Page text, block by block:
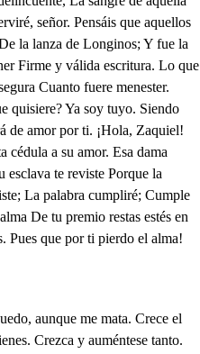
toco. Que cuanto me espera es poco. Aunque hay un infierno en medio! Recordad, Antonia mía, Y denme vida esos ojos; La noche de mis enojos Espere el alba en su día. Indigno soy de miraros. Cuanto más de mereceros; Temblando he llegado a veros; Cuéstame el alma gozaros. Mas si vuestros ojos son Como música de Orfeo, Que atraen a su deseo Cuantos ven su perfección. No os espantéis de que llegue Mi humildad. ¡Patricio mío. Aunque el miedo helado y frío Hablarte libre me niegue, No puedo, no, te decir Que eres la vida que vivo; Tú, pues de ti la recibo, Vivir me manda o morir! No la gran desigualdad Que hay entre los dos es parte Para que deje de amarte Mi abrasada voluntad. esta palabra y fía tu mujer. Tu padre no ha de querer, Querida señora mía. ¿Qué es no querer? ¿Dónde está? Y verás lo que le digo. Con Emerencio, su amigo, Pensativo y triste va A buscar con qué poder Vencer las melancolías Que has tenido aquestos días. Ya no será menester. Música y fiestas ordena Por ver si fiestas son parte. ¡Mi vida, en sólo mirarte Tiene remedio mi pena! ¿Qué piensas hacer de mí? Hacerme loca llorar Hasta que pueda gozar En estos brazos de ti. Mucho será menester Para que tu padre quiera. Mi pena será tan fiera. Que le pueda enternecer. En fin, Antonia querida, Serás mía. Aunque él no quiera. Darte Heraclio a Cristo espera, Á quien te tiene ofrecida. Deja ahora de nombrar Esas cosas. Que yo he de ser Ya no creo Que se podrá mi deseo Con otra cosa templar. No todas las que nacieron Fueron monjas; tuya soy. Triste por extremo estoy; Lo que os digo me dijeron. Pues ¿de qué le ha procedido Esta tristeza? No sé. A la fe, Heraclio, eso fue Quereros pedir marido. ¿No veis los niños pequeños. Cuando no aciertan a hablar, Que con tartamudear Piden sustento a sus dueños? Las doncellas que desean Casarse, a esta traza han sido; Que ellas no piden marido, Pero al fin tartamudean. Si ya sabéis la virtud De Antonia, que a Cristo quiere Por esposo, y cuánto muere Por el silencio y quietud Del monasterio, ¿no veis Que es disparate pensar Que se desea casar? Heraclio, no os descuidéis; Mirad que si tiene el día Doce horas, las mujeres, Otros tantos pareceres. Callad, que está aquí mi hija. ¿Cómo te va de tu mal Ha estado Cosa de un hora templado El accidente mortal; Mas ya vuelve a su tristeza. Para más tormento mío. ¿Que el furor de un desvarío Pueda eclipsar tu belleza? ¿Que no digas lo que tienes? ¿Qué me preguntas? ¡Ay, triste! ¡Padre, la vida me diste Y a darme la muerte vienes! Yete, vete, no me toques. ¿Por qué, mi bien? Oye, espera. Porque a tristeza más fiera No me incites y provoques. Hija, pues yo te engendré, No quieras huir de mí: ¿Cómo, si vida te di. Dices que yo te maté? Déjame, que me atormentas. ¿Ves cómo aquella tristeza Nace de que a su belleza Poner ese yugo intentas? Cásala, Heraclio. Señor, Apriétale a que la case. ¿Que quieres tú que me abrase, Padre, este incendio, este amor? No soy mujer; no es mi tierno Pecho aquella nieve fría, Aquel mármol que solía; Ya es Etna, es Troya, es infierno. Muero; duélete de mí, Cruel padre; muerta soy. Temblando, Emerencio, estoy; En mala estrella nací. Luz destos ojos, espejo, De estas canas alegría; Duélate esta vida mía, Si no por padre, por viejo. Ya estas lágrimas merecen Piedad. Vuélvese y no mira; Que antes la provoca a ira Y que sus tristezas crecen. Apriétale a casamiento; Que tú has dado en lo que importa. Heraclio, el llorar reporta Y el dar suspiros al viento. ¡Ay, Emerencio! ¿Qué haré? Debajo de que el furor Es pasión, pienso que amor Fue la causa. ¿Amor? ¿De qué? ¡Haceos niño, por mi vida! De Cristo adoraba el nombre. Pues ya será de algún hombre Que ese propósito impida. ¿Hombre?' ¡Pues no! ¿Qué os espanta? ¿No es mujer? Si yo entendiera Pienso que espera Hacerla por fuerza santa. Santos fueron mil casados; Casada lo puede ser. Haced luego aquí traer A todos vuestros criados; Que amar y no decir quién. Es que el dueño de este amor Es hombre humilde. Señor, Vos habláis en esto bien; Que mil veces he pensado Que la causa de este mal Es persona desigual, Y por ventura criado. ¿Queréis que traiga la gente De casa? ¡Perro! ¿qué dices? Señor, no te escandalices De que esto diga e intente. Prueba; que probar es bien En un peligro imposible Todo remedio posible Que por consejo te den. Dado caso que aquí venga Mi gente, y pueda querer A alguno, ¿en qué se ha de ver? Muy bien dices: como tenga Tu mano su pulso asido, Cuando el que quiere la hable. Del movimiento notable Será entre mil conocido. Servirá, si esto es tristeza. De